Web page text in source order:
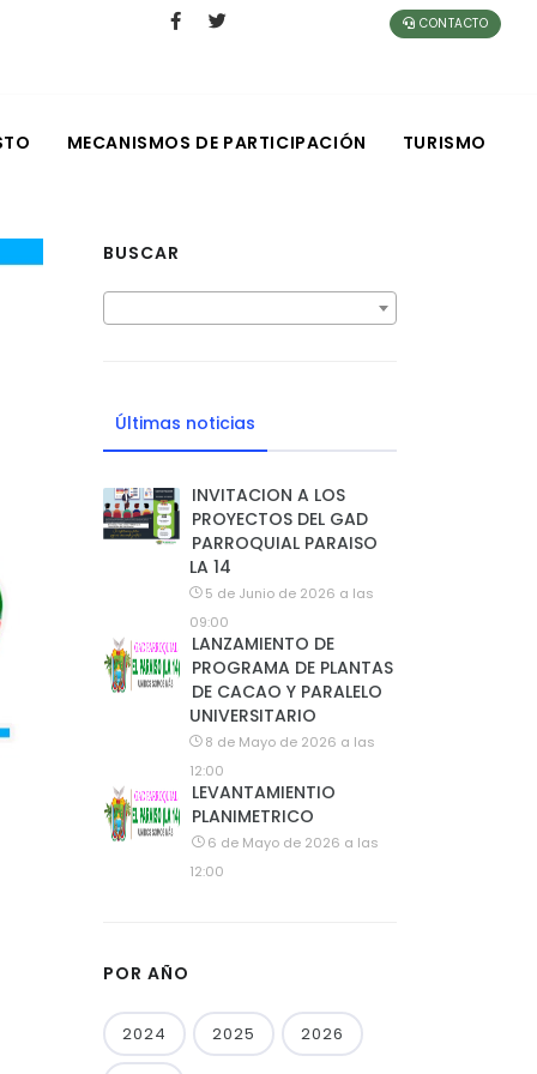
CONTACTO
MECANISMOS DE PARTICIPACIÓN TURISMO
BUSCAR
Últimas noticias
INVITACION A LOS
PROYECTOS DEL GAD
PARROQUIAL PARAISO
LA 14
5 de Junio de 2026 a las
09:00
LANZAMIENTO DE
PROGRAMA DE PLANTAS
DE CACAO Y PARALELO
UNIVERSITARIO
8 de Mayo de 2026 a las
12:00
LEVANTAMIENTIO
PLANIMETRICO
6 de Mayo de 2026 a las
12:00
POR AÑO
2024 2025 2026